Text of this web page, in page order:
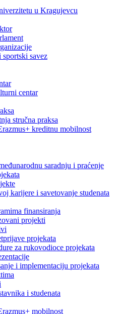
u Kragujevcu
savez
centar
stručna praksa
kreditnu mobilnost
saradnju i praćenje
karijere i savetovanje studenata
finansiranja
projekti
projekata
za rukovodioce projekata
i implementaciju projekata
i studenata
mobilnost